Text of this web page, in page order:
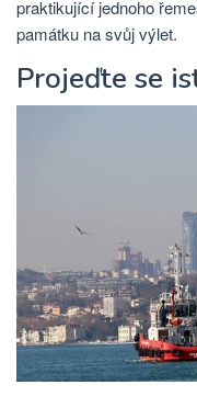
praktikující jednoho
památku na svůj výlet.
Projeďte se